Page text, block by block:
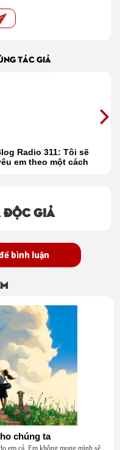
TÁC GIẢ
Radio 311: Tôi sẽ
em theo một cách
độc giả
bình luận
chúng ta